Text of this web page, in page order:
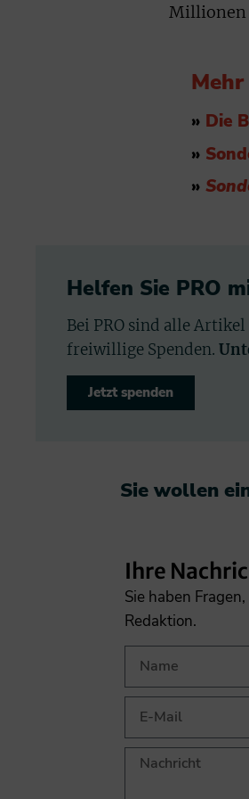
Millionen
» Die
»
»
Helfen Sie PRO
Bei PRO sind alle
freiwillige Spenden.
Jetzt spenden
Sie wollen
Ihre
Sie haben
Redaktion.